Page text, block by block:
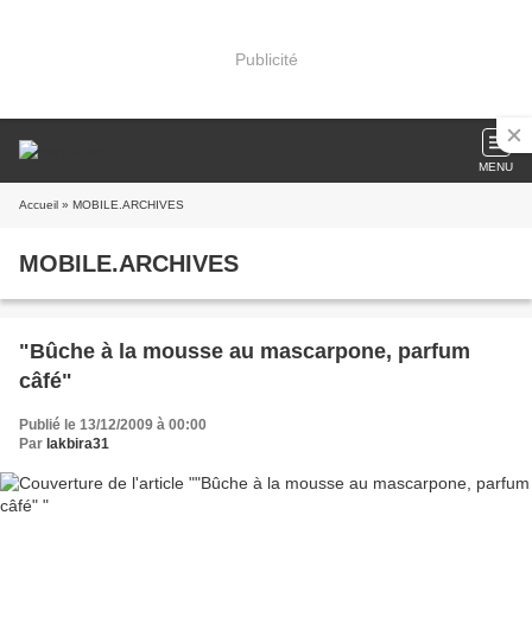
Publicité
MENU
Accueil » MOBILE.ARCHIVES
MOBILE.ARCHIVES
"Bûche à la mousse au mascarpone, parfum
câfé"
Publié le 13/12/2009 à 00:00
Par lakbira31